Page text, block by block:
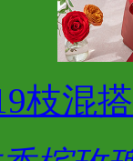
枝混搭